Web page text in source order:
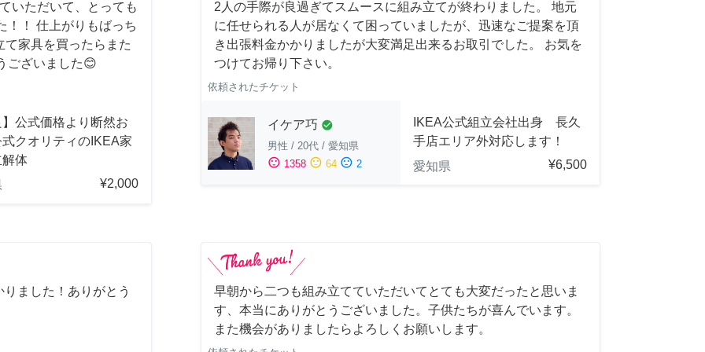
いただいて、とっても
！！ 仕上がりもばっち
て家具を買ったらまた
ございました😊
公式価格より断然お
クオリティのIKEA家
体
¥2,000
2人の手際が良過ぎてスムースに組み立てが終わりました。 地元
に任せられる人が居なくて困っていましたが、迅速なご提案を頂
き出張料金かかりましたが大変満足出来るお取引でした。 お気を
つけてお帰り下さい。
依頼されたチケット
イケア巧 check_circle
男性 / 20代 / 愛知県
sentiment_satisfied 1358 sentiment_neutral 64 sentiment_dissatisfied 2
IKEA公式組立会社出身 長久
手店エリア外対応します！
愛知県
¥6,500
ました！ありがとう
早朝から二つも組み立てていただいてとても大変だったと思いま
す、本当にありがとうございました。子供たちが喜んでいます。
また機会がありましたらよろしくお願いします。